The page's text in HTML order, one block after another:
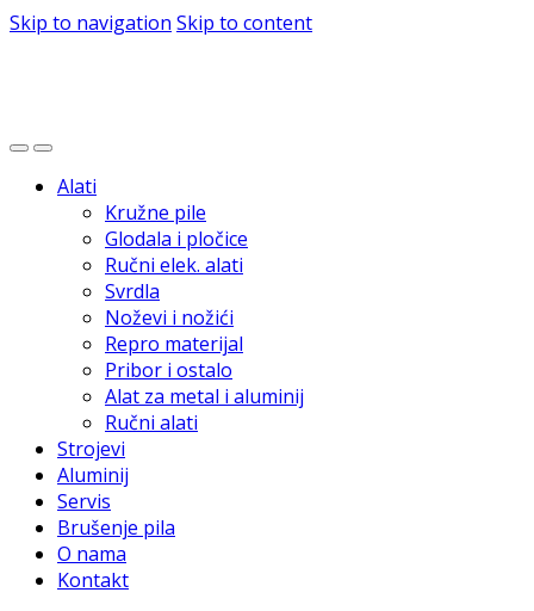
Skip to navigation Skip to content
Alati
Kružne pile
Glodala i pločice
Ručni elek. alati
Svrdla
Noževi i nožići
Repro materijal
Pribor i ostalo
Alat za metal i aluminij
Ručni alati
Strojevi
Aluminij
Servis
Brušenje pila
O nama
Kontakt